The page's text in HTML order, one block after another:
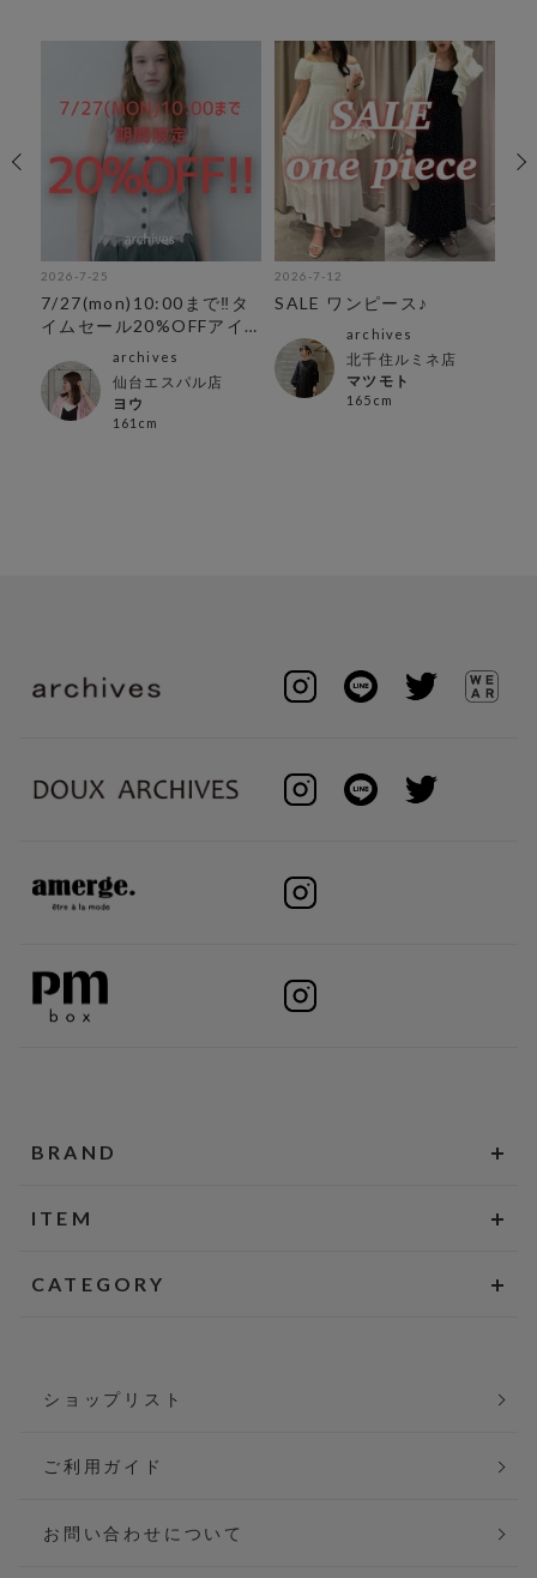
2026-7-25
7/27(mon)10:00まで‼︎タ
イムセール20%OFFアイ
archives
仙台エスパル店
ヨウ
161cm
2026-7-12
SALE ワンピース♪
archives
北千住ルミネ店
マツモト
165cm
BRAND
ITEM
CATEGORY
ショップリスト
ご利用ガイド
お問い合わせについて